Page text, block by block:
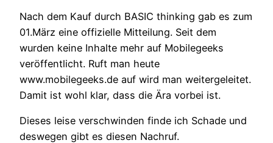
Nach dem Kauf durch BASIC thinking gab es zum
01.März eine offizielle Mitteilung. Seit dem
wurden keine Inhalte mehr auf Mobilegeeks
veröffentlicht. Ruft man heute
www.mobilegeeks.de auf wird man weitergeleitet.
Damit ist wohl klar, dass die Ära vorbei ist.
Dieses leise verschwinden finde ich Schade und
deswegen gibt es diesen Nachruf.